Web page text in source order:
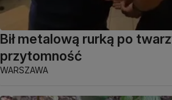
Bił metalową rurką po
przytomność
WARSZAWA